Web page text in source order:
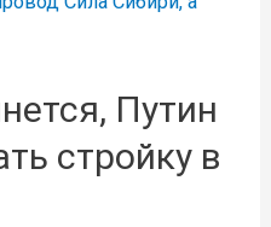
Путин
стройку в